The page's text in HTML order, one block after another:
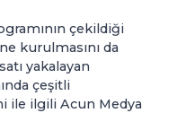
çekildiği
kurulmasını da
yakalayan
çeşitli
ile ilgili Acun Medya